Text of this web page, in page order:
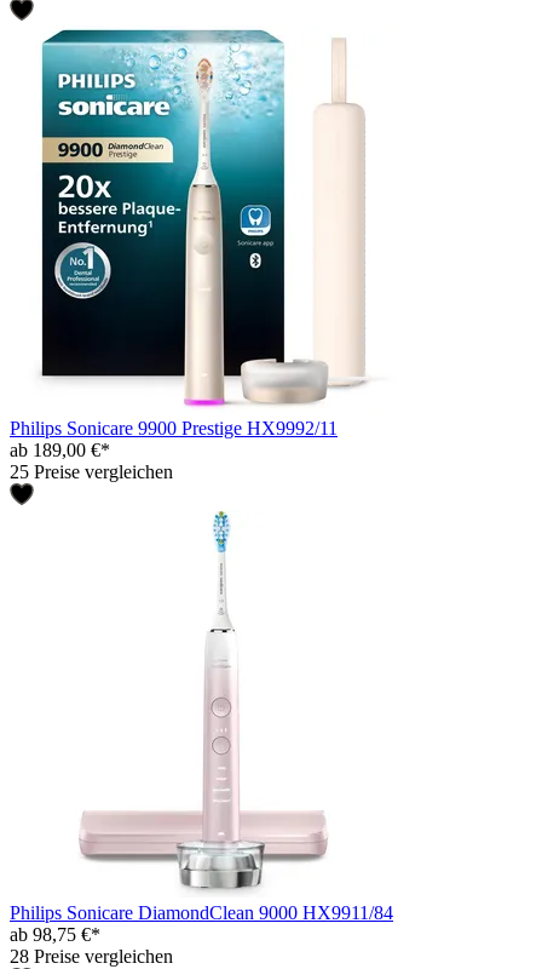
Philips Sonicare 9900 Prestige HX9992/11
ab 189,00 €*
25 Preise vergleichen
Philips Sonicare DiamondClean 9000 HX9911/84
ab 98,75 €*
28 Preise vergleichen